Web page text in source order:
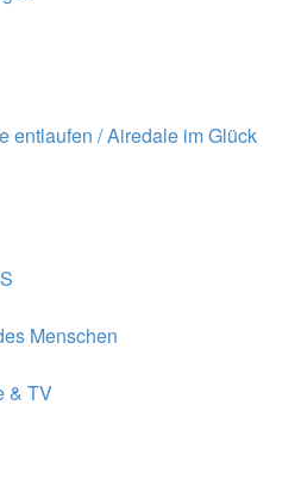
/ Airedale im Glück
Menschen
& TV